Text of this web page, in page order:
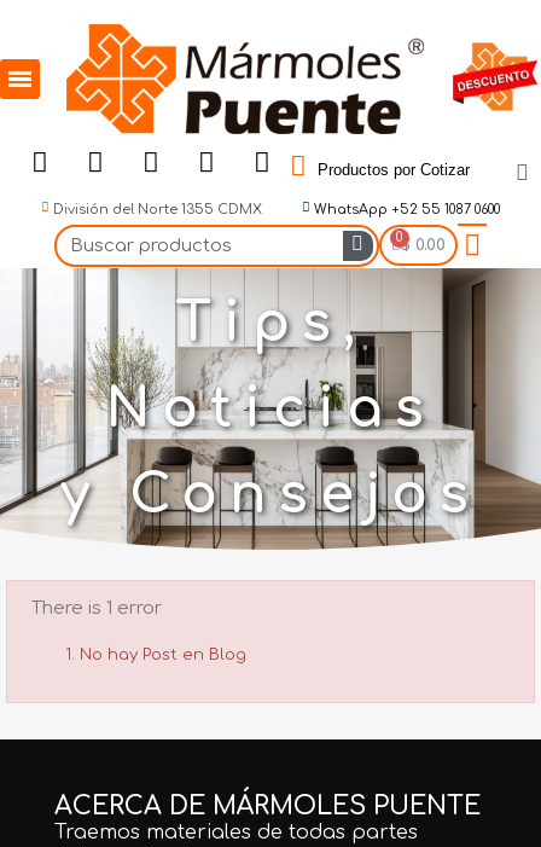
Productos por Cotizar
División del Norte 1355 CDMX WhatsApp +52 55 1087 0600
$ 0.00
Tips,
Noticias
y Consejos
There is 1 error
No hay Post en Blog
ACERCA DE MÁRMOLES PUENTE
Traemos materiales de todas partes